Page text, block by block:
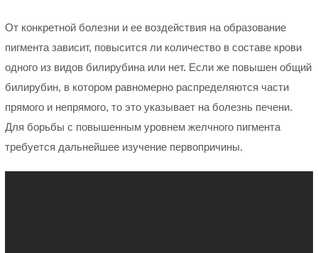
От конкретной болезни и ее воздействия на образование
пигмента зависит, повысится ли количество в составе крови
одного из видов билирубина или нет. Если же повышен общий
билирубин, в котором равномерно распределяются части
прямого и непрямого, то это указывает на болезнь печени.
Для борьбы с повышенным уровнем желчного пигмента
требуется дальнейшее изучение первопричины.